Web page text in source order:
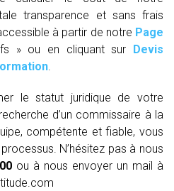
transparence et sans frais
à partir de notre Page
» ou en cliquant sur Devis
.
le statut juridique de votre
d’un commissaire à la
compétente et fiable, vous
N’hésitez pas à nous
ou à nous envoyer un mail à